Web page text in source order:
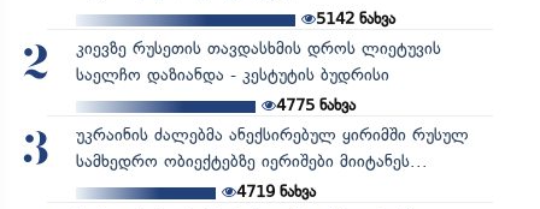
5142 ნახვა
2
კიევზე რუსეთის თავდასხმის დროს ლიეტუვის
საელჩო დაზიანდა - კესტუტის ბუდრისი
4775ნახვა
3
უკრაინის ძალებმა ანექსირებულ ყირიმში რუსულ
სამხედრო ობიექტებზე იერიშები მიიტანეს...
4719ნახვა